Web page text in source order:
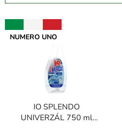
d
e
n
V
ýNUMERO UNO
IO SPLENDO
UNIVERZÁL 750 ml